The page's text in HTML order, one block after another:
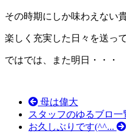
その時期にしか味わえない
楽しく充実した日々を送っ
ではでは、また明日・・・
母は偉大
スタッフのゆるブロ一
お久しぶりです(^^...